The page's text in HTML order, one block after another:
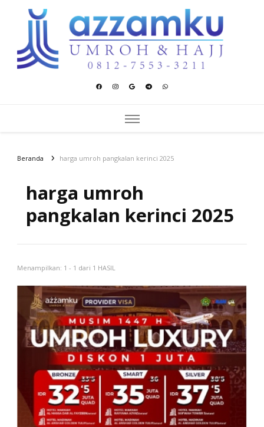
Azzamku Umroh dan Hajj
Beranda harga umroh pangkalan kerinci 2025
harga umroh
pangkalan kerinci 2025
Menampilkan: 1 - 1 dari 1 HASIL